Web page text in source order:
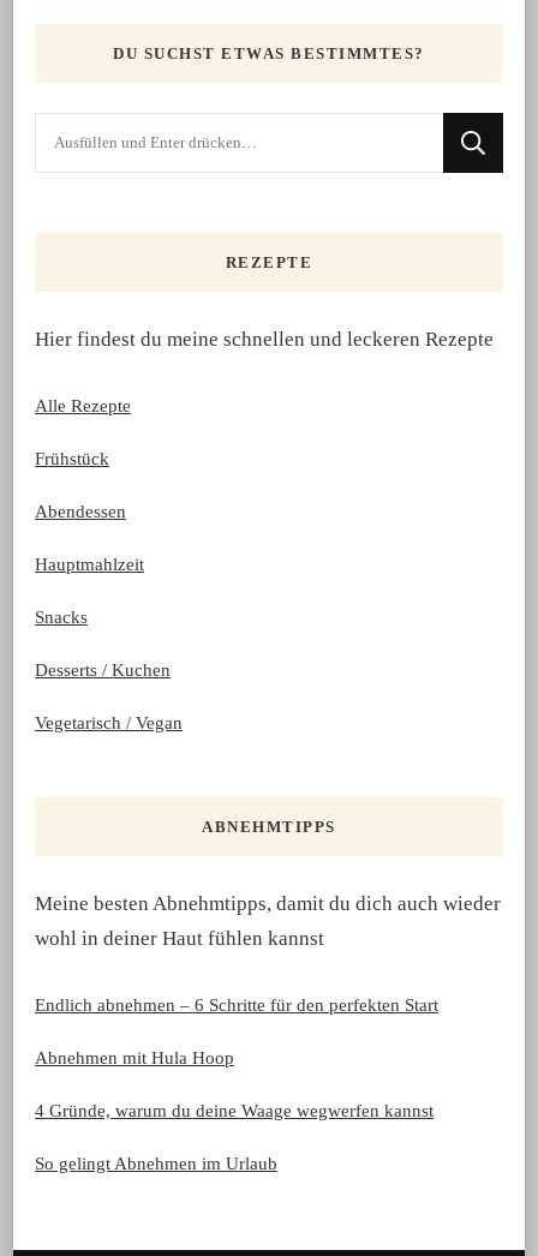
DU SUCHST ETWAS BESTIMMTES?
etwas?
REZEPTE
Hier findest du meine schnellen und leckeren Rezepte
Alle Rezepte
Frühstück
Abendessen
Hauptmahlzeit
Snacks
Desserts / Kuchen
Vegetarisch / Vegan
ABNEHMTIPPS
Meine besten Abnehmtipps, damit du dich auch wieder
wohl in deiner Haut fühlen kannst
Endlich abnehmen – 6 Schritte für den perfekten Start
Abnehmen mit Hula Hoop
4 Gründe, warum du deine Waage wegwerfen kannst
So gelingt Abnehmen im Urlaub